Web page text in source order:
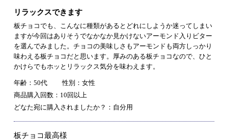
リラックスできます
板チョコでも、こんなに種類があるとどれにしようか迷ってしまい
ますが今回はありそうでなかなか見かけないアーモンド入りビター
を選んでみました。チョコの美味しさもアーモンドも両方しっかり
味わえる板チョコだと思います。厚みのある板チョコなので、ひと
かけらでもホッとリラックス気分を味わえます。
年齢：50代
性別：女性
商品購入回数：10回以上
どなた宛に購入されましたか？：自分用
板チョコ最高様